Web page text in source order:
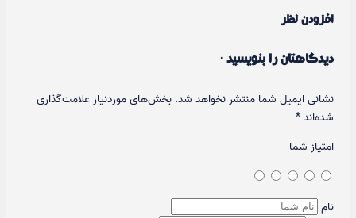
افزودن نظر
دیدگاهتان را بنویسید ·
نشانی ایمیل شما منتشر نخواهد شد. بخش‌های موردنیاز علامت‌گذاری
شده‌اند*
امتیاز شما
نام